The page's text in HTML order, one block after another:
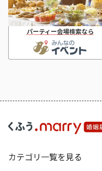
パーティー会場検索なら
カテゴリ一覧を見る